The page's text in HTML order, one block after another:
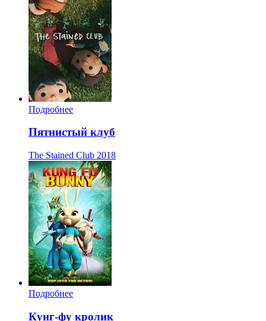
Подробнее
Пятнистый клуб
The Stained Club 2018
Подробнее
Кунг-фу кролик